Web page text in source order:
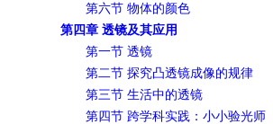
第六节 物体的颜色
第四章 透镜及其应用
第一节 透镜
第二节 探究凸透镜成像的规律
第三节 生活中的透镜
第四节 跨学科实践：小小验光师